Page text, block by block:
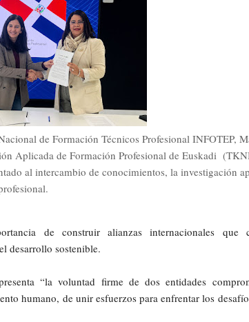
de Formación Técnicos Profesional INFOTEP,
Aplicada de Formación Profesional de Euskadi
al intercambio de conocimientos, la investigación
de construir alianzas internacionales que
desarrollo sostenible.
“la voluntad firme de dos entidades
humano, de unir esfuerzos para enfrentar los